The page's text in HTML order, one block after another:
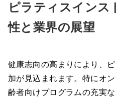
ピラティスインス
性と業界の展望
健康志向の高まりにより、
加が見込まれます。特にオ
齢者向けプログラムの充実